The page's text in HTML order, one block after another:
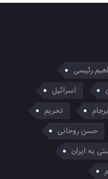
رئیسی
اسرائیل
برجام
تحریم
حسن روحانی
به ایران